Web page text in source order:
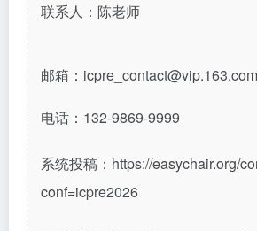
联系人：陈老师
邮箱：icpre_contact@vip.163.com
电话：132-9869-9999
系统投稿：https://easychair.org/
conf=icpre2026